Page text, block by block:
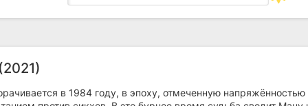
в 1984 году, в эпоху, отмеченную напряжённостью